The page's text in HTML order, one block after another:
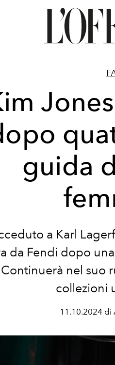
guida
a Karl
da Fendi dopo
nel suo
collezioni
11.10.2024 di